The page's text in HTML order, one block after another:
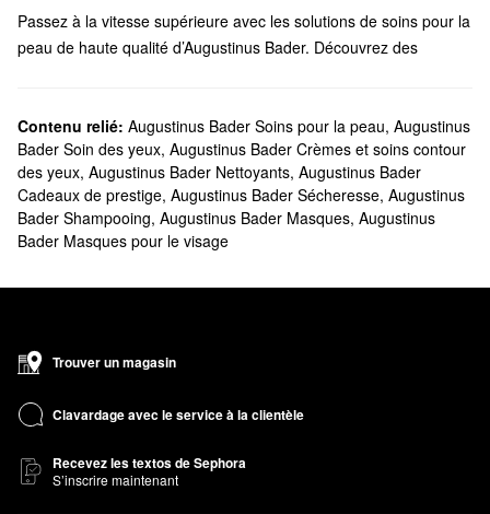
Passez à la vitesse supérieure avec les solutions de soins pour la
peau de haute qualité d’Augustinus Bader. Découvrez des
marque fondée par le professeur, scientifique et médecin
d’origine allemande Augustinus Bader.
Est-ce que Sephora vend les produits Augustinus Bader?
Vous trouverez une variété d’essentiels desoins pour la
peauAugustinus Bader chez Sephora. Côtéhydratants, nous
proposons des formules novatrices pour atténuer les ridules, les
rougeurs, les taches pigmentaires, la peau grasse et bien plus
Vous cherchez des produits pour les
chevelu Augustinus Bader.
Augustinus Bader?
Contenu relié: Augustinus Bader Soins pour la peau, Augustinus
Bader Soin des yeux, Augustinus Bader Crèmes et soins contour
des yeux, Augustinus Bader Nettoyants, Augustinus Bader
Cadeaux de prestige, Augustinus Bader Sécheresse, Augustinus
Bader Shampooing, Augustinus Bader Masques, Augustinus
Bader Masques pour le visage
Trouver un magasin
Clavardage avec le service à la clientèle
Recevez les textos de Sephora
S’inscrire maintenant